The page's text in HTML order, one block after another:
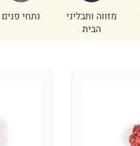
מזווה ותבליני
הבית
נתחי פנים